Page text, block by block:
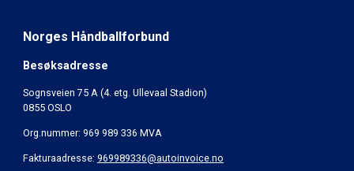
Norges Håndballforbund
Besøksadresse
Sognsveien 75 A (4. etg. Ullevaal Stadion)
0855 OSLO
Org.nummer: 969 989 336 MVA
Fakturaadresse: 969989336@autoinvoice.no